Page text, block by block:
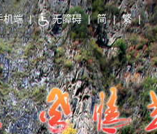
机端 | 无障碍 | 简 | 繁 |